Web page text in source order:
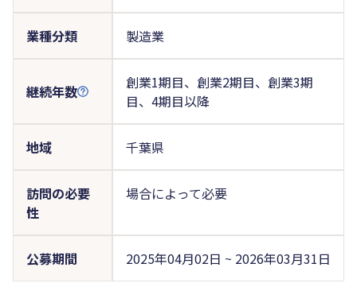
業種分類 製造業
継続年数
創業1期目、創業2期目、創業3期
目、4期目以降
地域 千葉県
訪問の必要
性
場合によって必要
公募期間 2025年04月02日 ~ 2026年03月31日